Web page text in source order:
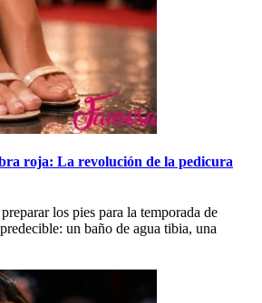
roja: La revolución de la pedicura
los pies para la temporada de
un baño de agua tibia, una